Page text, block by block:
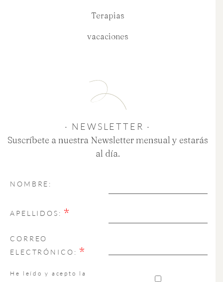
Terapias
vacaciones
· NEWSLETTER ·
Suscríbete a nuestra Newsletter mensual y estarás
al día.
NOMBRE:
APELLIDOS: *
CORREO
ELECTRÓNICO: *
He leído y acepto la